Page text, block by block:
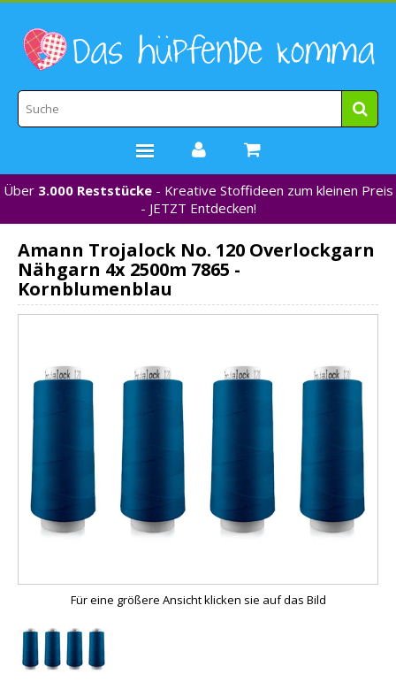
STOFFE
WEBBÄNDER
MARKEN
*NEU*
NÄHZUBEHÖR
KONTAKT
Über 3.000 Reststücke- Kreative Stoffideen zum kleinen Preis
- JETZT Entdecken!
Amann Trojalock No. 120 Overlockgarn
Nähgarn 4x 2500m 7865 -
Kornblumenblau
Für eine größere Ansicht klicken sie auf das Bild